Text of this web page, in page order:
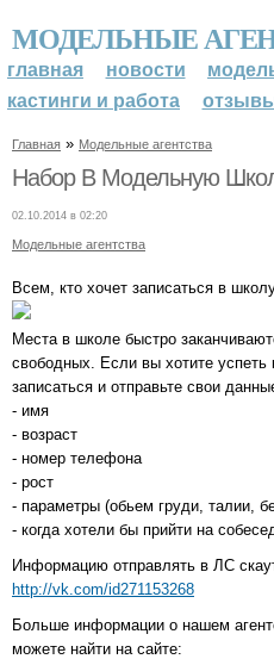
МОДЕЛЬНЫЕ
главная новости
кастинги и работа
Главная » Модельные агентства
Набор В Модельную
02.10.2014 в 02:20
Модельные агентства
Всем, кто хочет записаться в
Места в школе быстро
свободных. Если вы хотите успеть
записаться и отправьте cвои
- имя
- возраст
- номер телефона
- рост
- параметры (обьем груди, талии,
- когда хотели бы прийти на
Информацию отправлять в ЛС
http://vk.com/id271153268
Больше информации о нашем
можете найти на сайте: